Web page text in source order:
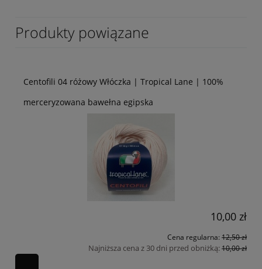
Produkty powiązane
Centofili 04 różowy Włóczka | Tropical Lane | 100%
merceryzowana bawełna egipska
10,00 zł
Cena regularna: 12,50 zł
Najniższa cena z 30 dni przed obniżką:10,00 zł